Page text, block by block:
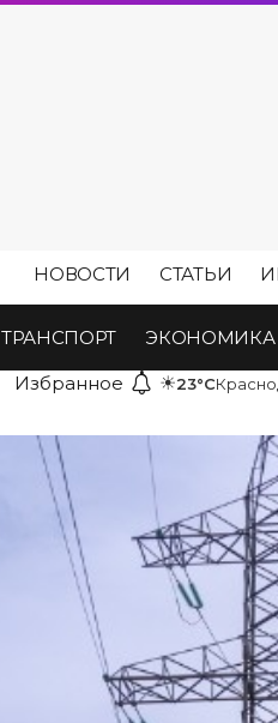
НОВОСТИ СТАТЬИ
ТРАНСПОРТ ЭКОНОМИКА
Избранное ☀23°C